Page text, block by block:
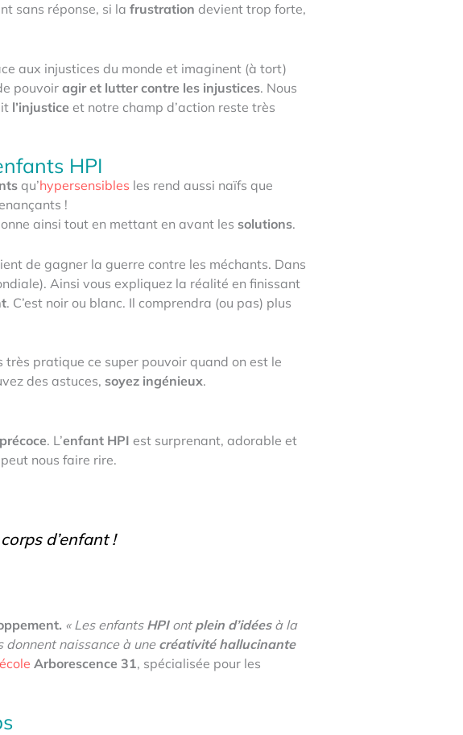
sans réponse, si la frustration devient trop forte,
aux injustices du monde et imaginent (à tort)
pouvoir agir et lutter contre les injustices. Nous
l’injustice et notre champ d’action reste très
HPI
qu’hypersensibles les rend aussi naïfs que
!
ainsi tout en mettant en avant les solutions.
de gagner la guerre contre les méchants. Dans
Ainsi vous expliquez la réalité en finissant
. C’est noir ou blanc. Il comprendra (ou pas) plus
très pratique ce super pouvoir quand on est le
des astuces, soyez ingénieux.
. L’enfant HPI est surprenant, adorable et
nous faire rire.
d’enfant!
« Les enfants HPIont plein d’idées à la
donnent naissance à unecréativité hallucinante
école Arborescence 31, spécialisée pour les